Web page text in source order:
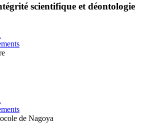
scientifique et déontologie
de Nagoya